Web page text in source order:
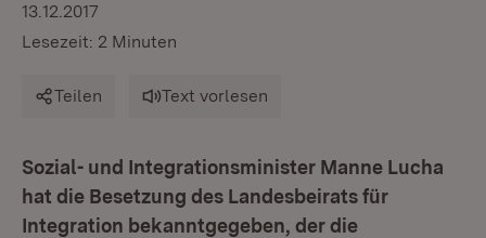
13.12.2017
Lesezeit: 2 Minuten
Teilen Text vorlesen
Sozial- und Integrationsminister Manne Lucha
hat die Besetzung des Landesbeirats für
Integration bekanntgegeben, der die